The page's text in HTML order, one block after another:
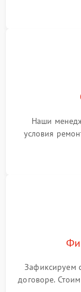
Наши
условия
Зафиксируем
договоре.